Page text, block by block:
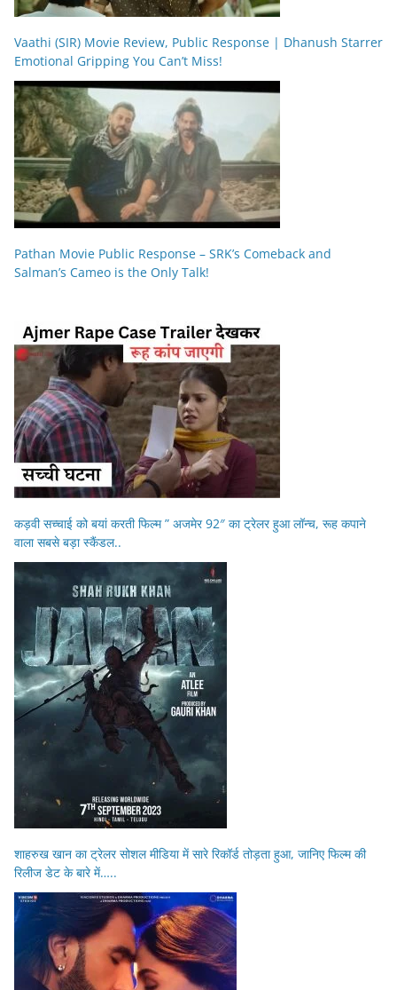
Vaathi (SIR) Movie Review, Public Response | Dhanush Starrer
Emotional Gripping You Can’t Miss!
Pathan Movie Public Response – SRK’s Comeback and
Salman’s Cameo is the Only Talk!
कड़वी सच्चाई को बयां करती फिल्म ” अजमेर 92″ का ट्रेलर हुआ लॉन्च, रूह कपाने
वाला सबसे बड़ा स्कैंडल..
शाहरुख खान का ट्रेलर सोशल मीडिया में सारे रिकॉर्ड तोड़ता हुआ, जानिए फिल्म की
रिलीज डेट के बारे में…..